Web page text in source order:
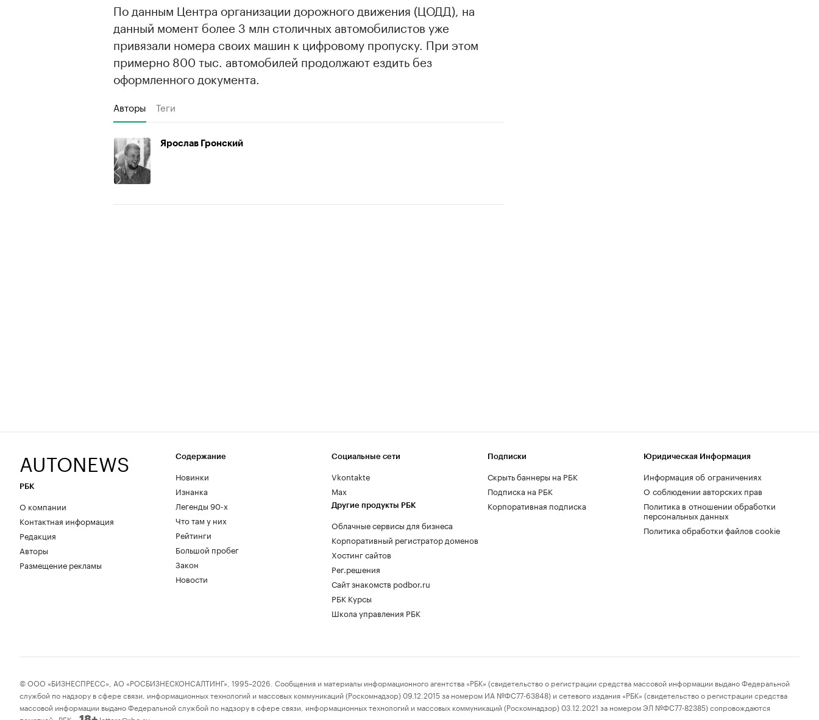
По данным Центра организации дорожного движения (ЦОДД), на
данный момент более 3 млн столичных автомобилистов уже
привязали номера своих машин к цифровому пропуску. При этом
примерно 800 тыс. автомобилей продолжают ездить без
оформленного документа.
Авторы Теги
Ярослав Гронский
AUTONEWS
РБК
О компании
Контактная информация
Редакция
Авторы
Размещение рекламы
Содержание
Новинки
Изнанка
Легенды 90-х
Что там у них
Рейтинги
Большой пробег
Закон
Новости
Социальные сети
Vkontakte
Max
Другие продукты РБК
Облачные сервисы для бизнеса
Корпоративный регистратор доменов
Хостинг сайтов
Рег.решения
Сайт знакомств podbor.ru
РБК Курсы
Школа управления РБК
Подписки
Скрыть баннеры на РБК
Подписка на РБК
Корпоративная подписка
Юридическая Информация
Информация об ограничениях
О соблюдении авторских прав
Политика в отношении обработки
персональных данных
Политика обработки файлов cookie
© ООО «БИЗНЕСПРЕСС», АО «РОСБИЗНЕСКОНСАЛТИНГ», 1995–2026. Сообщения и материалы информационного агентства «РБК» (свидетельство о регистрации средства массовой информации выдано Федеральной
службой по надзору в сфере связи, информационных технологий и массовых коммуникаций (Роскомнадзор) 09.12.2015 за номером ИА №ФС77-63848) и сетевого издания «РБК» (свидетельство о регистрации средства
массовой информации выдано Федеральной службой по надзору в сфере связи, информационных технологий и массовых коммуникаций (Роскомнадзор) 03.12.2021 за номером ЭЛ №ФС77-82385) сопровождаются